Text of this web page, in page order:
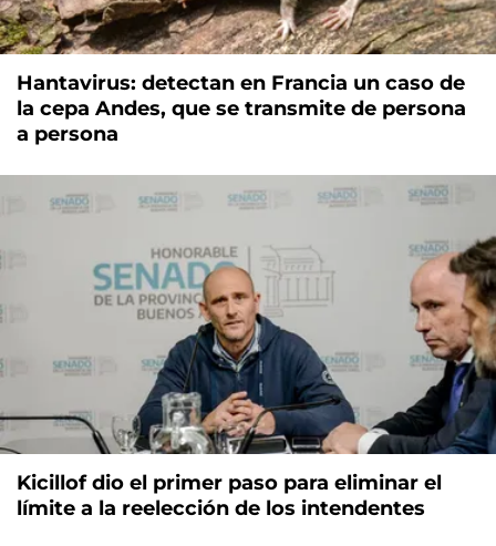
Hantavirus: detectan en Francia un caso de
la cepa Andes, que se transmite de persona
a persona
Kicillof dio el primer paso para eliminar el
límite a la reelección de los intendentes